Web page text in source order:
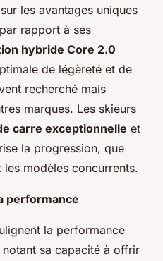
les avantages uniques
rapport à ses
hybride Core 2.0
de légèreté et de
recherché mais
marques. Les skieurs
carre exceptionnelle et
la progression, que
modèles concurrents.
performance
la performance
sa capacité à offrir